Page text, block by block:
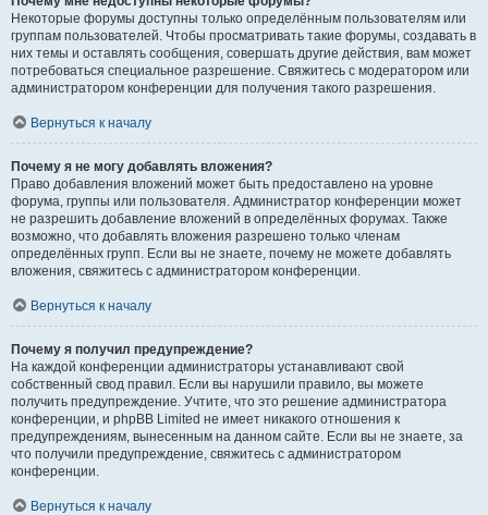
Некоторые форумы доступны только определённым пользователям или
группам пользователей. Чтобы просматривать такие форумы, создавать в
них темы и оставлять сообщения, совершать другие действия, вам может
потребоваться специальное разрешение. Свяжитесь с модератором или
администратором конференции для получения такого разрешения.
Вернуться к началу
Почему я не могу добавлять вложения?
Право добавления вложений может быть предоставлено на уровне
форума, группы или пользователя. Администратор конференции может
не разрешить добавление вложений в определённых форумах. Также
возможно, что добавлять вложения разрешено только членам
определённых групп. Если вы не знаете, почему не можете добавлять
вложения, свяжитесь с администратором конференции.
Вернуться к началу
Почему я получил предупреждение?
На каждой конференции администраторы устанавливают свой
собственный свод правил. Если вы нарушили правило, вы можете
получить предупреждение. Учтите, что это решение администратора
конференции, и phpBB Limited не имеет никакого отношения к
предупреждениям, вынесенным на данном сайте. Если вы не знаете, за
что получили предупреждение, свяжитесь с администратором
конференции.
Вернуться к началу